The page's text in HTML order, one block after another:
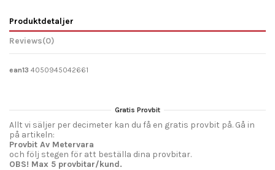
Produktdetaljer
Reviews(0)
ean13 4050945042661
Gratis Provbit
Allt vi säljer per decimeter kan du få en gratis provbit på. Gå in
på artikeln:
Provbit Av Metervara
och följ stegen för att beställa dina provbitar.
OBS! Max 5 provbitar/kund.